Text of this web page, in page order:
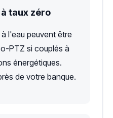
taux zéro
l'eau peuvent être
PTZ si couplés à
énergétiques.
de votre banque.